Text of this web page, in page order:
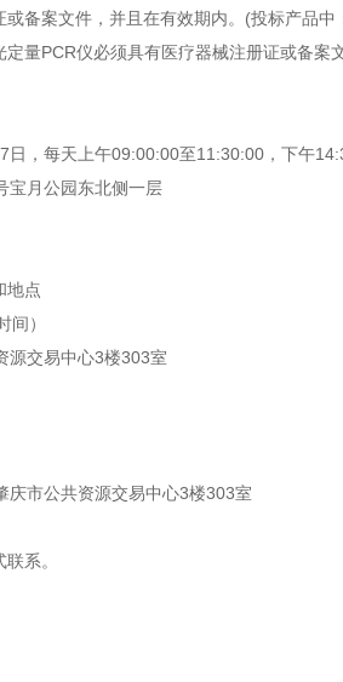
备案文件，并且在有效期内。 (投标产品中
定量PCR仪必须具有医疗器械注册证或备案
日，每天上午09:00:00至11:30:00 ，下午
宝月公园东北侧一层
地点
间）
源交易中心3楼303室
庆市公共资源交易中心3楼303室
系。